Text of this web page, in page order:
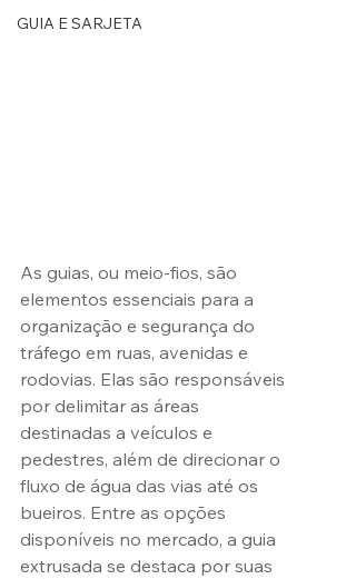
GUIA E SARJETA
As guias, ou meio-fios, são
elementos essenciais para a
organização e segurança do
tráfego em ruas, avenidas e
rodovias. Elas são responsáveis
por delimitar as áreas
destinadas a veículos e
pedestres, além de direcionar o
fluxo de água das vias até os
bueiros. Entre as opções
disponíveis no mercado, a guia
extrusada se destaca por suas